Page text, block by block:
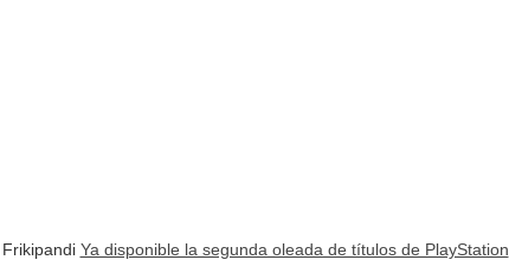
Ya disponible la segunda oleada de títulos de PlayStation